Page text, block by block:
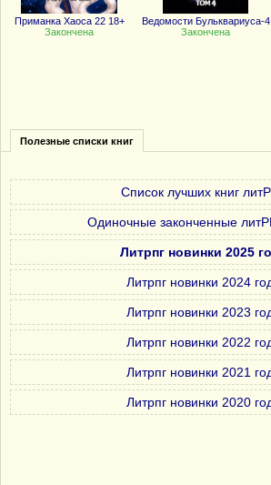
Приманка Хаоса 22 18+
Закончена
Ведомости Бульквариуса-4
Закончена
Полезные списки книг
Список лучших книг
Одиночные законченные
Литрпг новинки 2025
Литрпг новинки 2024
Литрпг новинки 2023
Литрпг новинки 2022
Литрпг новинки 2021
Литрпг новинки 2020